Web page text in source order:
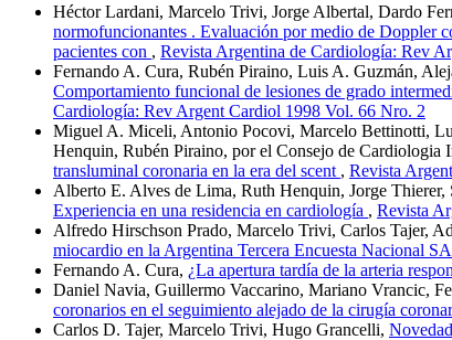
Héctor Lardani, Marcelo Trivi, Jorge Albertal, Dardo
normofuncionantes . Evaluación por medio de Doppler
pacientes con , Revista Argentina de Cardiología: Rev
Fernando A. Cura, Rubén Piraino, Luis A. Guzmán,
Comportamiento funcional de lesiones de grado
Cardiología: Rev Argent Cardiol 1998 Vol. 66 Nro. 2
Miguel A. Miceli, Antonio Pocovi, Marcelo Bettinotti,
Henquin, Rubén Piraino, por el Consejo de Cardiologia
transluminal coronaria en la era del scent , Revista
Alberto E. Alves de Lima, Ruth Henquin, Jorge Thierer,
Experiencia en una residencia en cardiología , Revista
Alfredo Hirschson Prado, Marcelo Trivi, Carlos Tajer,
miocardio en la Argentina Tercera Encuesta Nacional
Fernando A. Cura, ¿La apertura tardía de la arteria
Daniel Navia, Guillermo Vaccarino, Mariano Vrancic,
coronarios en el seguimiento alejado de la cirugía
Carlos D. Tajer, Marcelo Trivi, Hugo Grancelli,